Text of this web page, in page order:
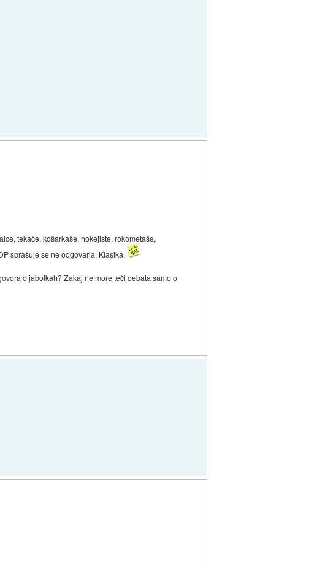
tekače, košarkaše, hokejiste, rokometaše,
sprašuje se ne odgovarja. Klasika.
o jabolkah? Zakaj ne more teči debata samo o